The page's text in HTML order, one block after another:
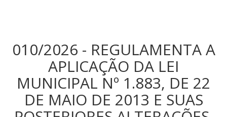
010/2026 - REGULAMENTA A
APLICAÇÃO DA LEI
MUNICIPAL Nº 1.883, DE 22
DE MAIO DE 2013 E SUAS